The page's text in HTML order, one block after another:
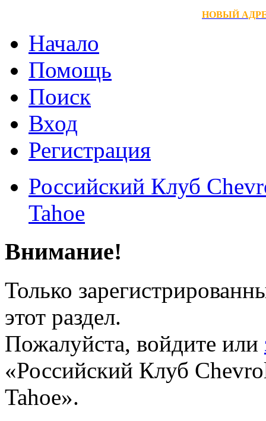
НОВЫЙ АДРЕС
Начало
Помощь
Поиск
Вход
Регистрация
Российский Клуб
Tahoe
Внимание!
Только
этот раздел.
Пожалуйста, войдите или
«Российский Клуб
Tahoe».